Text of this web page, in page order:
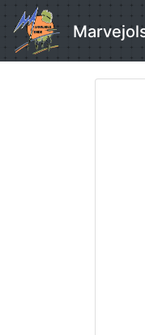
Skip
to
content